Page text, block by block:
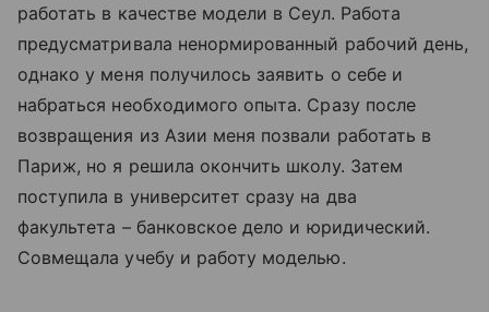
работать в качестве модели в Сеул. Работа
предусматривала ненормированный рабочий день,
однако у меня получилось заявить о себе и
набраться необходимого опыта. Сразу после
возвращения из Азии меня позвали работать в
Париж, но я решила окончить школу. Затем
поступила в университет сразу на два
факультета –банковское дело и юридический.
Совмещала учебу и работу моделью.